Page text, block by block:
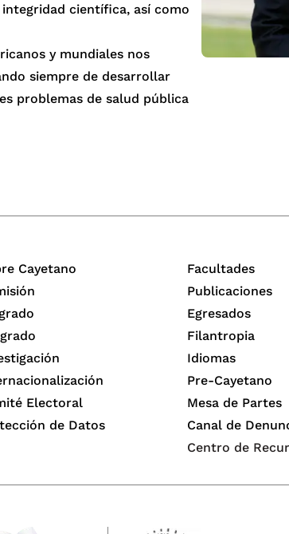
científica, así como
y mundiales nos
siempre de desarrollar
problemas de salud pública
Cayetano
Electoral
de Datos
Facultades
Publicaciones
Egresados
Filantropia
Idiomas
Pre-Cayetano
Mesa de Partes
Canal de
Centro de